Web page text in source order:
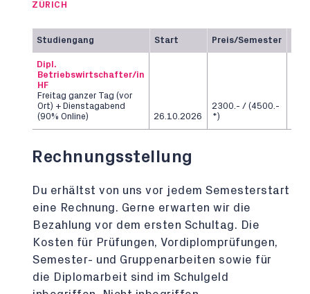
ZÜRICH
Studiengang Start Preis/Semester
Dipl.
Betriebswirtschafter/in
HF
Freitag ganzer Tag (vor
Ort) + Dienstagabend
(90% Online)
26.10.2026
2300.- / (4500.-
*)
Rechnungsstellung
Du erhältst von uns vor jedem Semesterstart
eine Rechnung. Gerne erwarten wir die
Bezahlung vor dem ersten Schultag. Die
Kosten für Prüfungen, Vordiplomprüfungen,
Semester- und Gruppenarbeiten sowie für
die Diplomarbeit sind im Schulgeld